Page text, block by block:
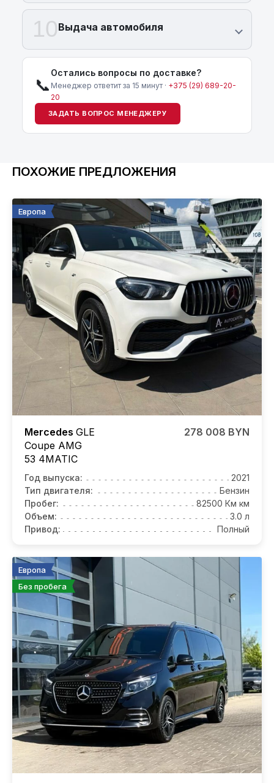
10Выдача автомобиля
📞
Остались вопросы по доставке?
Менеджер ответит за 15 минут · +375 (29) 689-20-
20
ЗАДАТЬ ВОПРОС МЕНЕДЖЕРУ
ПОХОЖИЕ ПРЕДЛОЖЕНИЯ
Европа
Mercedes GLE
Coupe AMG
53 4MATIC
278 008 BYN
Год выпуска:
2021
Тип двигателя:
Бензин
Пробег:
82500 Км км
Объем:
3.0 л
Привод:
Полный
Европа
Без пробега